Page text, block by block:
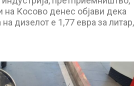
на Косово денес објави дека
дизелот е 1,77 евра за литар,